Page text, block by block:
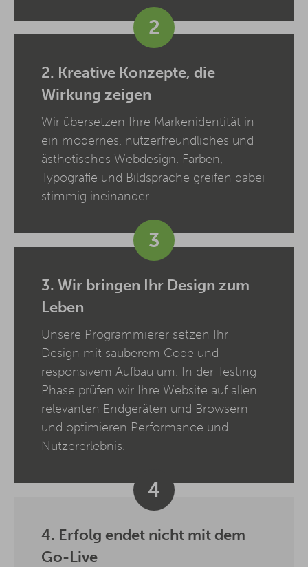
2
2. Kreative Konzepte, die
Wirkung zeigen
Wir übersetzen Ihre Markenidentität in
ein modernes, nutzerfreundliches und
ästhetisches Webdesign. Farben,
Typografie und Bildsprache greifen dabei
stimmig ineinander.
3
3. Wir bringen Ihr Design zum
Leben
Unsere Programmierer setzen Ihr
Design mit sauberem Code und
responsivem Aufbau um. In der Testing-
Phase prüfen wir Ihre Website auf allen
relevanten Endgeräten und Browsern
und optimieren Performance und
Nutzererlebnis.
4
4. Erfolg endet nicht mit dem
Go-Live